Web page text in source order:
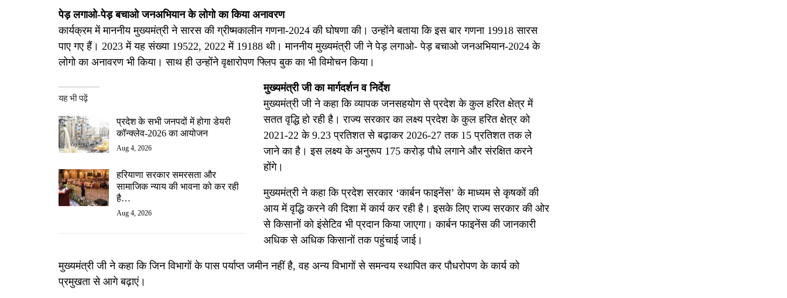
पेड़ लगाओ-पेड़ बचाओ जनअभियान के लोगो का किया अनावरण
कार्यक्रम में माननीय मुख्यमंत्री ने सारस की ग्रीष्मकालीन गणना-2024 की घोषणा की। उन्होंने बताया कि इस बार गणना 19918 सारस
पाए गए हैं। 2023 में यह संख्या 19522, 2022 में 19188 थी। माननीय मुख्यमंत्री जी ने पेड़ लगाओ- पेड़ बचाओ जनअभियान-2024 के
लोगो का अनावरण भी किया। साथ ही उन्होंने वृक्षारोपण फ्लिप बुक का भी विमोचन किया।
यह भी पढ़ें
प्रदेश के सभी जनपदों में होगा डेयरी
कॉन्क्लेव-2026 का आयोजन
Aug 4, 2026
हरियाणा सरकार समरसता और
सामाजिक न्याय की भावना को कर रही
है…
Aug 4, 2026
मुख्यमंत्री जी का मार्गदर्शन व निर्देश
मुख्यमंत्री जी ने कहा कि व्यापक जनसहयोग से प्रदेश के कुल हरित क्षेत्र में
सतत वृद्धि हो रही है। राज्य सरकार का लक्ष्य प्रदेश के कुल हरित क्षेत्र को
2021-22 के 9.23 प्रतिशत से बढ़ाकर 2026-27 तक 15 प्रतिशत तक ले
जाने का है। इस लक्ष्य के अनुरूप 175 करोड़ पौधे लगाने और संरक्षित करने
होंगे।
मुख्यमंत्री ने कहा कि प्रदेश सरकार ‘कार्बन फाइनेंस’ के माध्यम से कृषकों की
आय में वृद्धि करने की दिशा में कार्य कर रही है। इसके लिए राज्य सरकार की ओर
से किसानों को इंसेटिव भी प्रदान किया जाएगा। कार्बन फाइनेंस की जानकारी
अधिक से अधिक किसानों तक पहुंचाई जाई।
मुख्यमंत्री जी ने कहा कि जिन विभागों के पास पर्याप्त जमीन नहीं है, वह अन्य विभागों से समन्वय स्थापित कर पौधरोपण के कार्य को
प्रमुखता से आगे बढ़ाएं।